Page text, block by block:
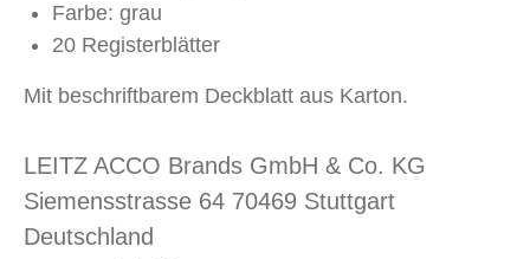
Farbe: grau
20 Registerblätter
Mit beschriftbarem Deckblatt aus Karton.
LEITZ ACCO Brands GmbH & Co. KG
Siemensstrasse 64 70469 Stuttgart
Deutschland